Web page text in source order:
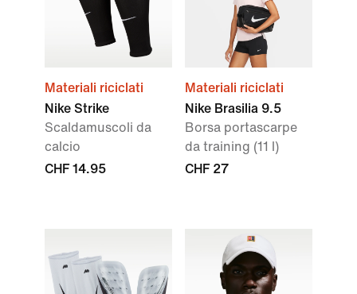
Materiali riciclati
Nike Strike
Scaldamuscoli da
calcio
CHF 14.95
Materiali riciclati
Nike Brasilia 9.5
Borsa portascarpe
da training (11 l)
CHF 27